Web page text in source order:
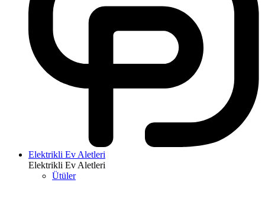
Elektrikli Ev Aletleri
Elektrikli Ev Aletleri
Ütüler